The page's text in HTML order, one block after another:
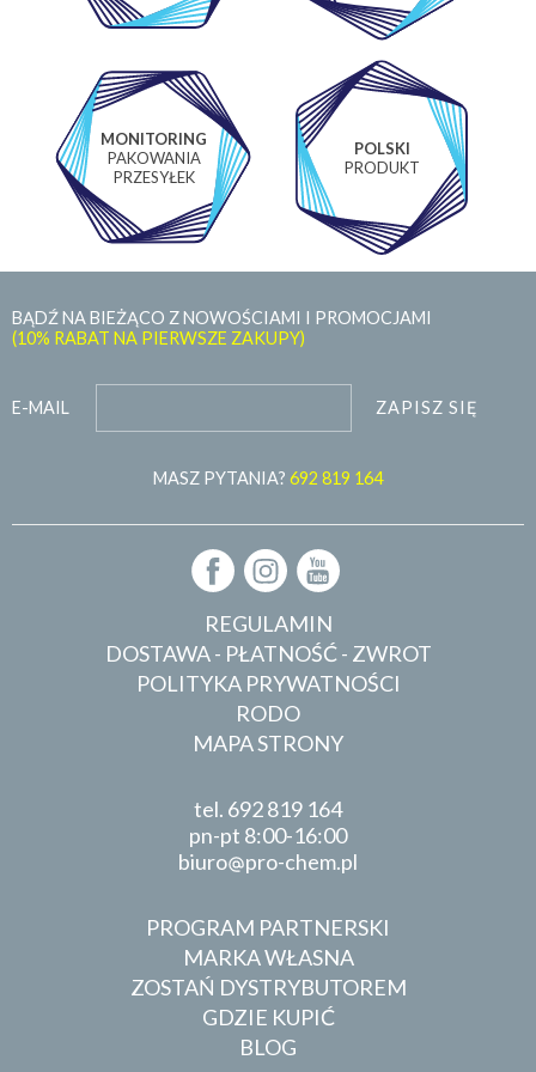
MONITORING
PAKOWANIA
PRZESYŁEK
POLSKI
PRODUKT
BĄDŹ NA BIEŻĄCO Z NOWOŚCIAMI I PROMOCJAMI
(10% RABAT NA PIERWSZE ZAKUPY)
E-MAIL ZAPISZ SIĘ
MASZ PYTANIA? 692 819 164
REGULAMIN
DOSTAWA - PŁATNOŚĆ - ZWROT
POLITYKA PRYWATNOŚCI
RODO
MAPA STRONY
tel. 692 819 164
pn-pt 8:00-16:00
biuro
pro-chem.pl
PROGRAM PARTNERSKI
MARKA WŁASNA
ZOSTAŃ DYSTRYBUTOREM
GDZIE KUPIĆ
BLOG